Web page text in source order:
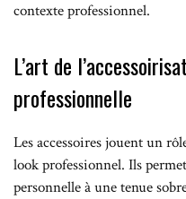
contexte professionnel.
L’art de
professionnelle
Les accessoires jouent un
look professionnel. Ils
personnelle à une tenue